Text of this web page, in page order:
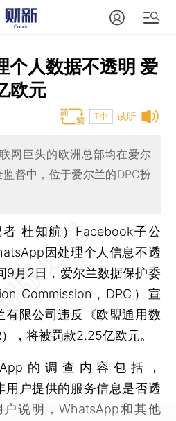
人数据不透明 爱
欧元
试听
T中
网巨头的欧洲总部均在爱尔
督中，位于爱尔兰的DPC扮
杜知航） Facebook子公
因处理个人信息不透
9月2日，爱尔兰数据保护委
Commission , DPC）宣
限公司违反《欧盟通用数
，将被罚款2.25亿欧元。
的调查内容包括，
户提供的服务信息是否透
说明，WhatsApp和其他